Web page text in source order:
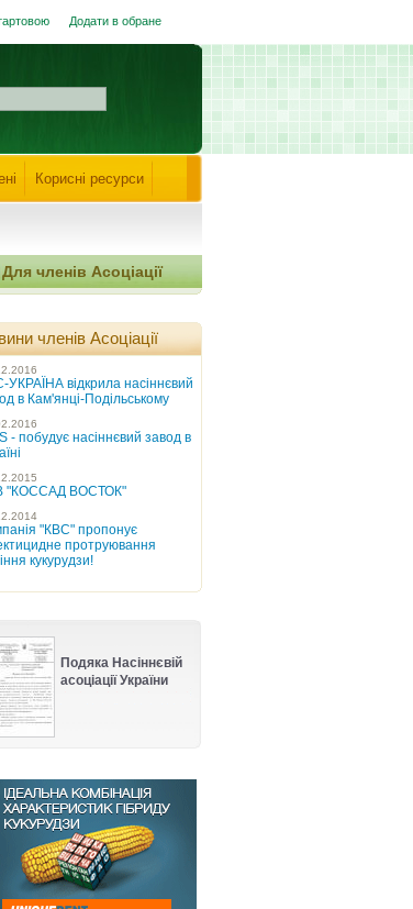
Додати в обране
Корисні ресурси
Для членів Асоціації
членів Асоціації
УКРАЇНА відкрила насіннєвий
в Кам'янці-Подільському
- побудує насіннєвий завод в
"КОССАД ВОСТОК"
"КВС" пропонує
протруювання
кукурудзи!
Подяка Насіннєвій
асоціації України